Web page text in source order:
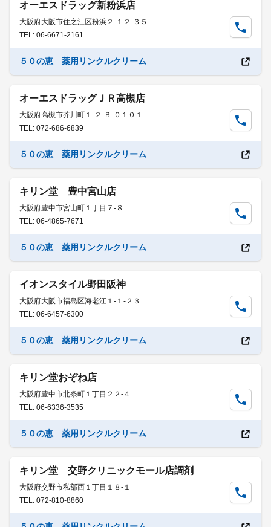
オーエスドラッグ新粉浜店
大阪府大阪市住之江区粉浜２-１２-３５
TEL: 06-6671-2161
５０の恵 薬用リンクルクリーム
オーエスドラッグＪＲ高槻店
大阪府高槻市芥川町１-２-Ｂ-０１０１
TEL: 072-686-6839
５０の恵 薬用リンクルクリーム
キリン堂 豊中宮山店
大阪府豊中市宮山町１丁目７-８
TEL: 06-4865-7671
５０の恵 薬用リンクルクリーム
イオンスタイル野田阪神
大阪府大阪市福島区海老江１-１-２３
TEL: 06-6457-6300
５０の恵 薬用リンクルクリーム
キリン堂おぞね店
大阪府豊中市北条町１丁目２２-４
TEL: 06-6336-3535
５０の恵 薬用リンクルクリーム
キリン堂 交野クリニックモール店調剤
大阪府交野市私部西１丁目１８-１
TEL: 072-810-8860